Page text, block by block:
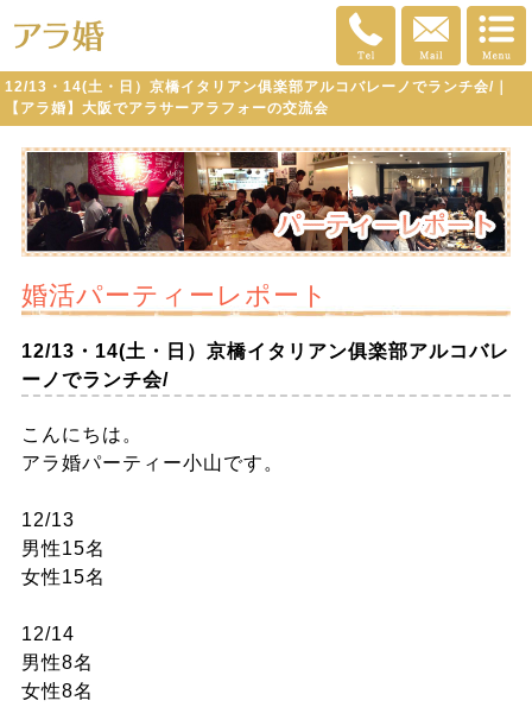
12/13・14(土・日）京橋イタリアン俱楽部アルコバレーノでランチ会/｜
【アラ婚】大阪でアラサーアラフォーの交流会
婚活パーティーレポート
12/13・14(土・日）京橋イタリアン俱楽部アルコバレ
ーノでランチ会/
こんにちは。
アラ婚パーティー小山です。
12/13
男性15名
女性15名
12/14
男性8名
女性8名